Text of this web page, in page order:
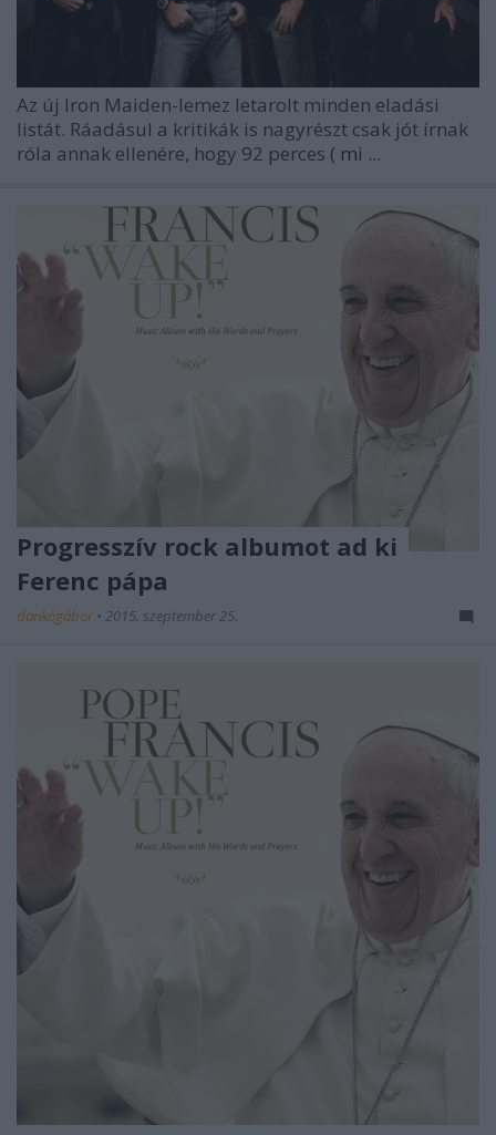
Az új Iron Maiden-lemez letarolt minden eladási
listát. Ráadásul a kritikák is nagyrészt csak jót írnak
róla annak ellenére, hogy 92 perces ( mi ...
Progresszív rock albumot ad ki
Ferenc pápa
dankógábor • 2015. szeptember 25.